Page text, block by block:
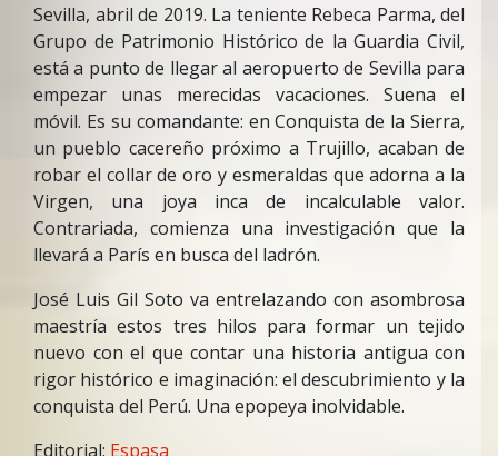
Sevilla, abril de 2019. La teniente Rebeca Parma, del
Grupo de Patrimonio Histórico de la Guardia Civil,
está a punto de llegar al aeropuerto de Sevilla para
empezar unas merecidas vacaciones. Suena el
móvil. Es su comandante: en Conquista de la Sierra,
un pueblo cacereño próximo a Trujillo, acaban de
robar el collar de oro y esmeraldas que adorna a la
Virgen, una joya inca de incalculable valor.
Contrariada, comienza una investigación que la
llevará a París en busca del ladrón.
José Luis Gil Soto va entrelazando con asombrosa
maestría estos tres hilos para formar un tejido
nuevo con el que contar una historia antigua con
rigor histórico e imaginación: el descubrimiento y la
conquista del Perú. Una epopeya inolvidable.
Editorial: Espasa